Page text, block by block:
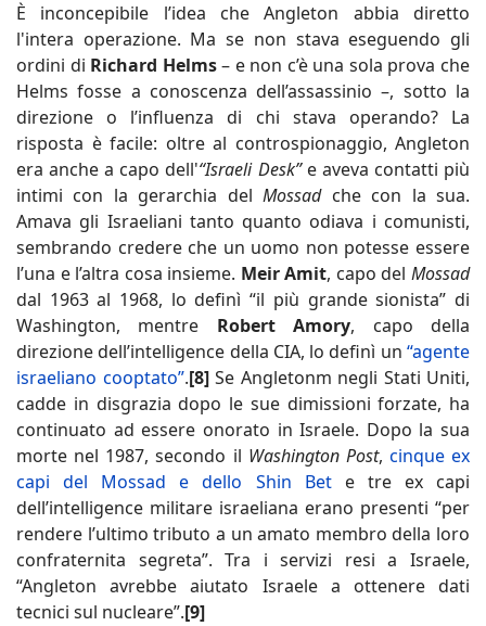
È inconcepibile l’idea che Angleton abbia diretto
l'intera operazione. Ma se non stava eseguendo gli
ordini di Richard Helms– e non c’è una sola prova che
Helms fosse a conoscenza dell’assassinio –, sotto la
direzione o l’influenza di chi stava operando? La
risposta è facile: oltre al controspionaggio, Angleton
era anche a capo dell'“Israeli Desk”e aveva contatti più
intimi con la gerarchia delMossadche con la sua.
Amava gli Israeliani tanto quanto odiava i comunisti,
sembrando credere che un uomo non potesse essere
l’una e l’altra cosa insieme. Meir Amit, capo delMossad
dal 1963 al 1968, lo definì “il più grande sionista” di
Washington, mentre Robert Amory, capo della
direzione dell’intelligence della CIA, lo definì un “agente
israeliano cooptato”.[8] Se Angletonm negli Stati Uniti,
cadde in disgrazia dopo le sue dimissioni forzate, ha
continuato ad essere onorato in Israele. Dopo la sua
morte nel 1987, secondo il Washington Post, cinque ex
capi del Mossad e dello Shin Bete tre ex capi
dell’intelligence militare israeliana erano presenti “per
rendere l’ultimo tributo a un amato membro della loro
confraternita segreta”. Tra i servizi resi a Israele,
“Angleton avrebbe aiutato Israele a ottenere dati
tecnici sul nucleare”.[9]